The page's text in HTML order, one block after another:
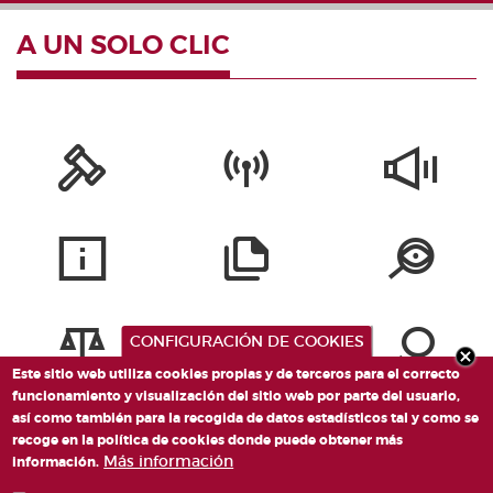
A UN SOLO CLIC
CONFIGURACIÓN DE COOKIES
Este sitio web utiliza cookies propias y de terceros para el correcto
funcionamiento y visualización del sitio web por parte del usuario,
así como también para la recogida de datos estadísticos tal y como se
recoge en la política de cookies donde puede obtener más
información. Más información